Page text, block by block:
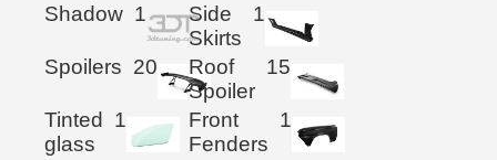
Shadow 1
Side
Skirts
1
Spoilers 20
Roof
Spoiler
15
Tinted
glass
1
Front
Fenders
1